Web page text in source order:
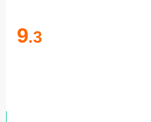
9.3